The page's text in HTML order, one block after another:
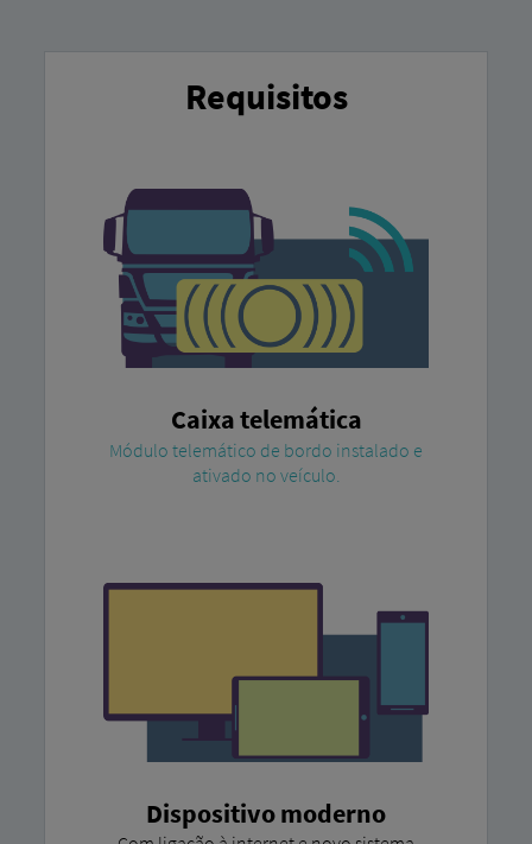
Requisitos
Caixa telemática
Módulo telemático de bordo instalado e
ativado no veículo.
Dispositivo moderno